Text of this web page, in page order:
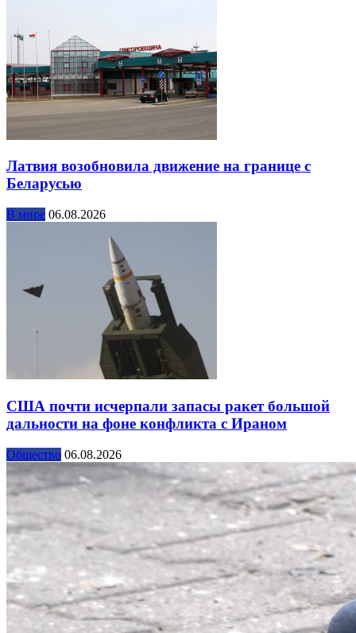
Латвия возобновила движение на границе с
Беларусью
В мире 06.08.2026
США почти исчерпали запасы ракет большой
дальности на фоне конфликта с Ираном
Общество 06.08.2026